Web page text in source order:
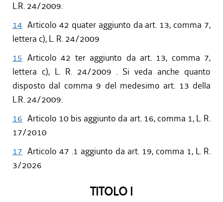
L.R. 24/2009.
14 Articolo 42 quater aggiunto da art. 13, comma 7,
lettera c), L. R. 24/2009
15 Articolo 42 ter aggiunto da art. 13, comma 7,
lettera c), L. R. 24/2009 . Si veda anche quanto
disposto dal comma 9 del medesimo art. 13 della
L.R. 24/2009.
16 Articolo 10 bis aggiunto da art. 16, comma 1, L. R.
17/2010
17 Articolo 47 .1 aggiunto da art. 19, comma 1, L. R.
3/2026
TITOLO I